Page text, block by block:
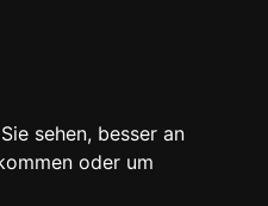
sehen, besser an
oder um